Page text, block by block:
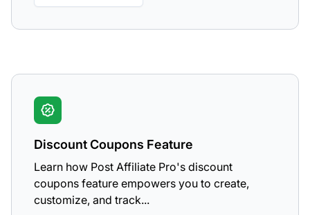
Discount Coupons Feature
Learn how Post Affiliate Pro's discount
coupons feature empowers you to create,
customize, and track...